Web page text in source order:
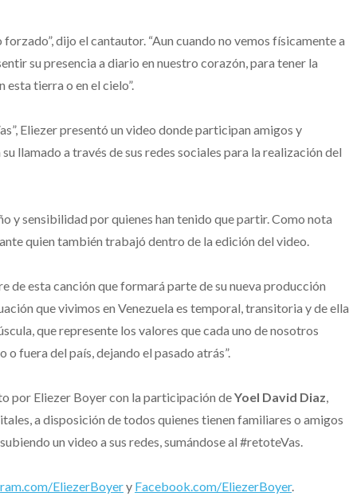
dijo el cantautor. “Aun cuando no vemos físicamente a
su presencia a diario en nuestro corazón, para tener la
esta tierra o en el cielo”.
Eliezer presentó un video donde participan amigos y
llamado a través de sus redes sociales para la realización del
y sensibilidad por quienes han tenido que partir. Como nota
quien también trabajó dentro de la edición del video.
de esta canción que formará parte de su nueva producción
que vivimos en Venezuela es temporal, transitoria y de ella
que represente los valores que cada uno de nosotros
fuera del país, dejando el pasado atrás”.
por Eliezer Boyer con la participación deYoel David Diaz,
a disposición de todos quienes tienen familiares o amigos
un video a sus redes, sumándose al #retoteVas.
EliezerBoyery Facebook.com/EliezerBoyer.